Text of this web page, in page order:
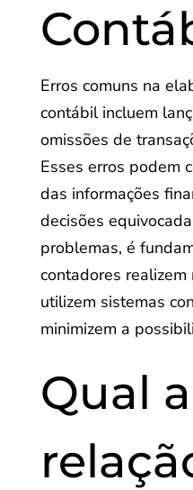
Erros comuns na
contábil incluem
omissões de
Esses erros podem
das informações
decisões
problemas, é
contadores
utilizem sistemas
minimizem a
Qual a